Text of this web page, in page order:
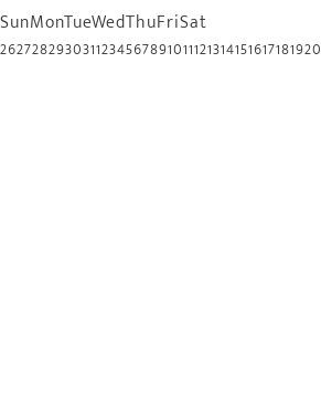
SunMonTueWedThuFriSat
2627282930311234567891011121314151617181920